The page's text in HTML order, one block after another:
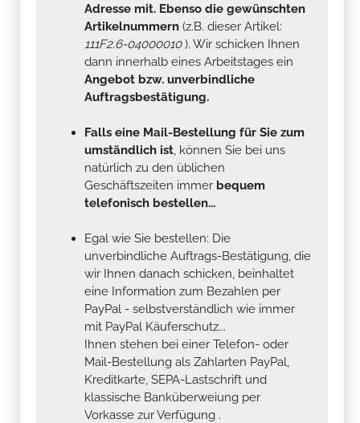
Adresse mit. Ebenso die gewünschten
Artikelnummern (z.B. dieser Artikel:
111F2.6-04000010). Wir schicken Ihnen
dann innerhalb eines Arbeitstages ein
Angebot bzw. unverbindliche
Auftragsbestätigung.
Falls eine Mail-Bestellung für Sie zum
umständlich ist, können Sie bei uns
natürlich zu den üblichen
Geschäftszeiten immer bequem
telefonisch bestellen...
Egal wie Sie bestellen: Die
unverbindliche Auftrags-Bestätigung, die
wir Ihnen danach schicken, beinhaltet
eine Information zum Bezahlen per
PayPal - selbstverständlich wie immer
mit PayPal Käuferschutz...
Ihnen stehen bei einer Telefon- oder
Mail-Bestellung als Zahlarten PayPal,
Kreditkarte, SEPA-Lastschrift und
klassische Banküberweiung per
Vorkasse zur Verfügung .